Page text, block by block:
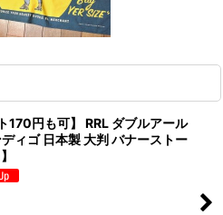
170円も可】 RRL ダブルアール
ィゴ 日本製 大判 バナーストー